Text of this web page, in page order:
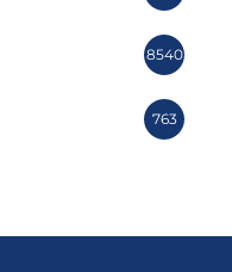
8540
763